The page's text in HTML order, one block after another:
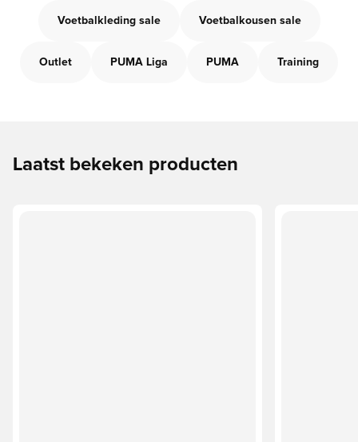
Voetbalkleding sale Voetbalkousen sale
Outlet PUMA Liga PUMA Training
Laatst bekeken producten